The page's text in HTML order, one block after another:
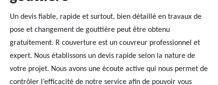
Un devis fiable, rapide et surtout, bien détaillé en travaux de
pose et changement de gouttière peut être obtenu
gratuitement. R couverture est un couvreur professionnel et
expert. Nous établissons un devis rapide selon la nature de
votre projet. Nous avons une écoute active qui nous permet de
contrôler l’efficacité de notre service afin de pouvoir vous